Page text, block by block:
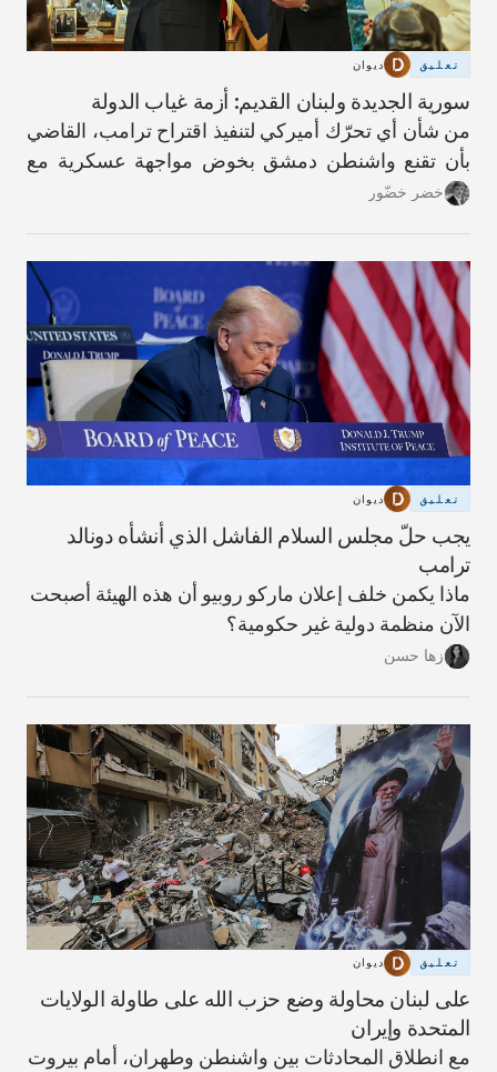
تعليق ديوان
سورية الجديدة ولبنان القديم: أزمة غياب الدولة
من شأن أي تحرّك أميركي لتنفيذ اقتراح ترامب، القاضي
بأن تقنع واشنطن دمشق بخوض مواجهة عسكرية مع
حزب الله، أن يؤدّي إلى عواقب كارثية.
خضر خضّور
تعليق ديوان
يجب حلّ مجلس السلام الفاشل الذي أنشأه دونالد
ترامب
ماذا يكمن خلف إعلان ماركو روبيو أن هذه الهيئة أصبحت
الآن منظمة دولية غير حكومية؟
زها حسن
تعليق ديوان
على لبنان محاولة وضع حزب الله على طاولة الولايات
المتحدة وإيران
مع انطلاق المحادثات بين واشنطن وطهران، أمام بيروت